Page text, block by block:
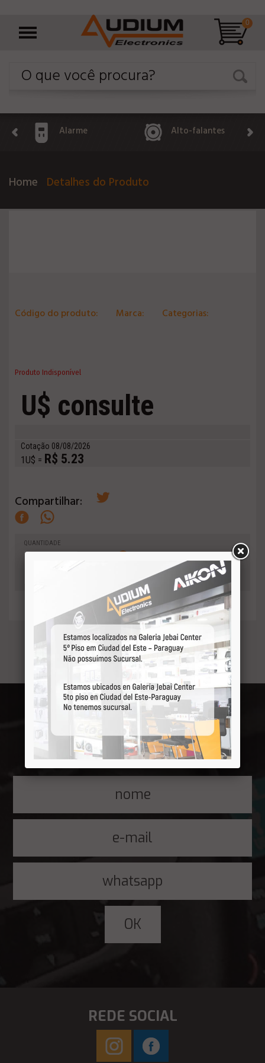
0
Alarme Alto-falantes
Home Detalhes do Produto
Código do produto: Marca: Categorias:
Produto Indisponível
U$ consulte
Cotação 08/08/2026
1U$ = R$ 5.23
Compartilhar:
QUANTIDADE
+ Adicionar
ao orçamento
Receba por primeiro
nossas ofertas
REDE SOCIAL